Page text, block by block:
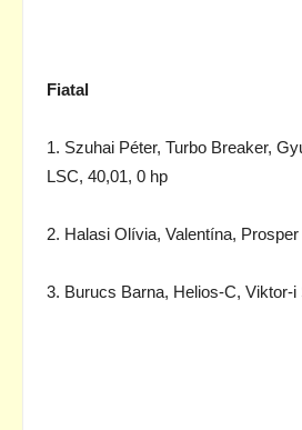
Fiatal
1. Szuhai Péter, Turbo Breaker,
LSC, 40,01, 0 hp
2. Halasi Olívia, Valentína,
3. Burucs Barna, Helios-C, Viktor-i